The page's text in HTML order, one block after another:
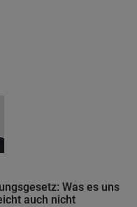
Was es uns
auch nicht